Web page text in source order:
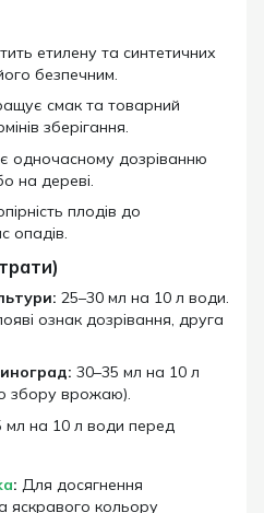
етилену та синтетичних
безпечним.
смак та товарний
зберігання.
одночасному дозріванню
на дереві.
плодів до
опадів.
25–30 мл на 10 л води.
ознак дозрівання, друга
30–35 мл на 10 л
збору врожаю).
мл на 10 л води перед
: Для досягнення
яскравого кольору